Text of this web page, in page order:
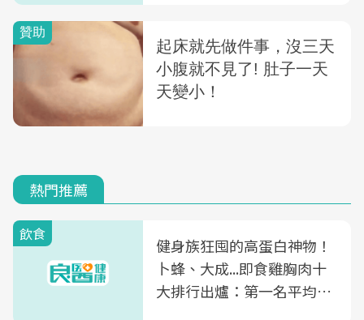
熱門推薦
飲食
健身族狂囤的高蛋白神物！
卜蜂、大成...即食雞胸肉十
大排行出爐：第一名平均一